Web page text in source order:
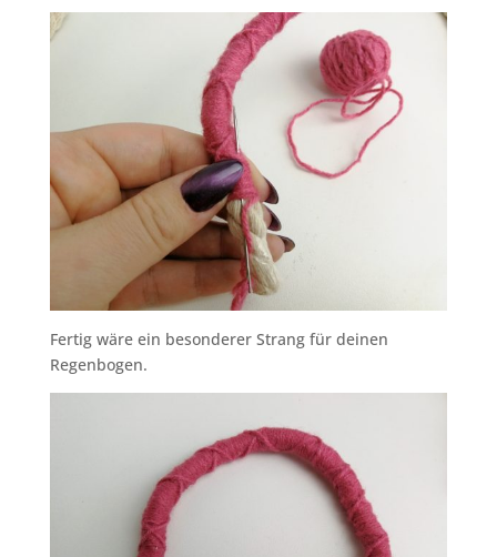
Fertig wäre ein besonderer Strang für deinen
Regenbogen.